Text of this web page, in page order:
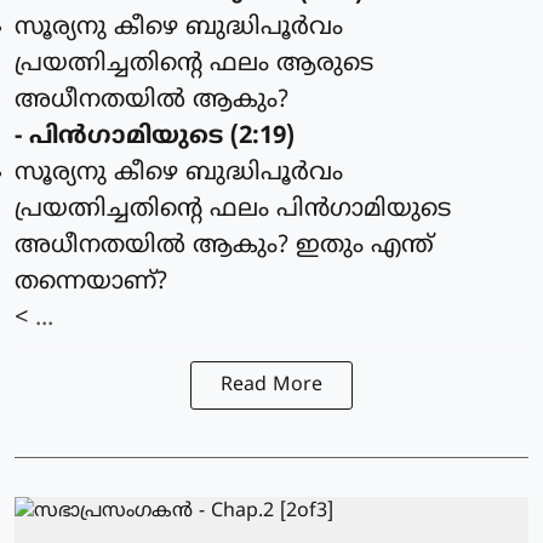
സൂര്യനു കീഴെ ബുദ്ധിപൂര്‍വം
പ്രയത്നിച്ചതിന്റെ ഫലം ആരുടെ
അധീനതയില്‍ ആകും?
- പിന്‍ഗാമിയുടെ (2:19)
സൂര്യനു കീഴെ ബുദ്ധിപൂര്‍വം
പ്രയത്നിച്ചതിന്റെ ഫലം പിന്‍ഗാമിയുടെ
അധീനതയില്‍ ആകും? ഇതും എന്ത്
തന്നെയാണ്?
< ...
Read More